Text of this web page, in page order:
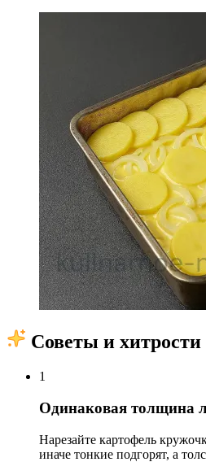
Советы и хитрости
1
Одинаковая толщина
Нарезайте картофель
иначе тонкие подгорят, а